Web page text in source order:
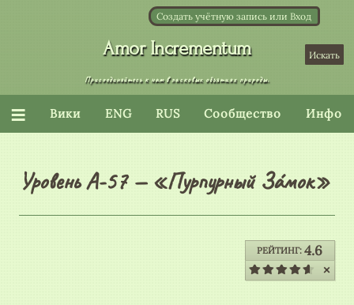
База данных Backrooms
Вы бывали здесь раньше.
≡ Вики ENG RUS Сообщество Инфо
Создать учётную запись или Вход
Уровень А-57 — «Пурпурный Зáмок»
РЕЙТИНГ:4.6